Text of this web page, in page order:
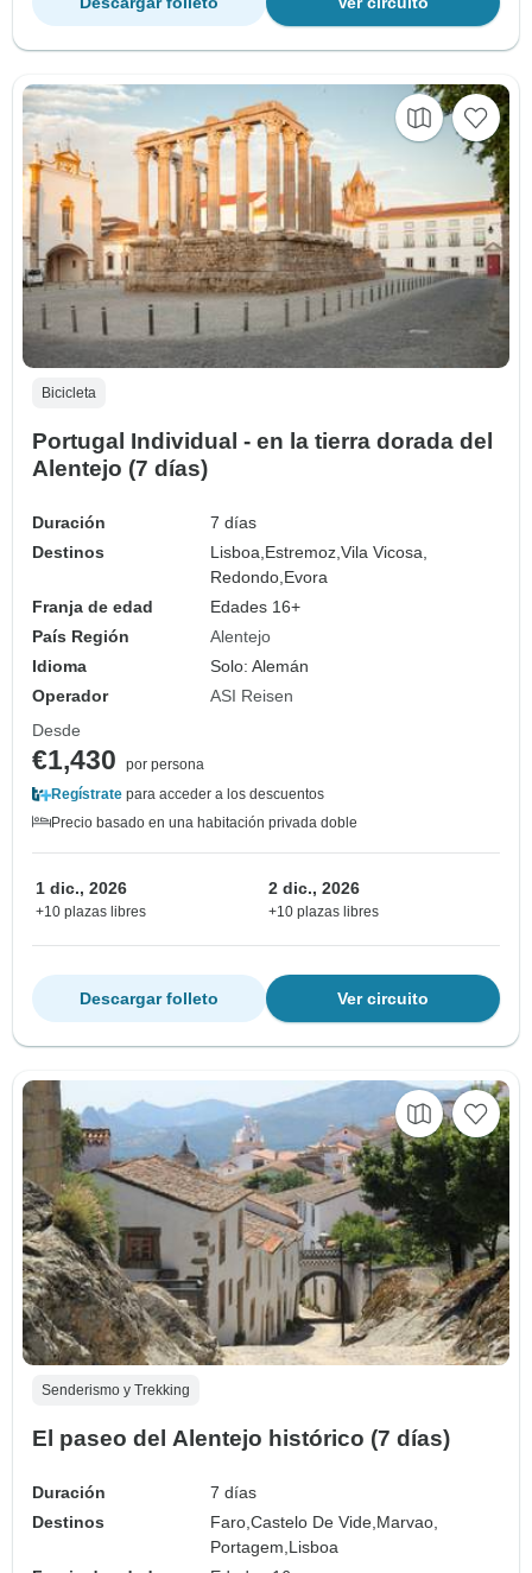
Bicicleta
Portugal Individual - en la tierra dorada del
Alentejo (7 días)
Duración
7 días
Destinos
Lisboa,Estremoz,Vila Vicosa,
Redondo,Evora
Franja de edad
Edades 16+
País Región
Alentejo
Idioma
Solo: Alemán
Operador
ASI Reisen
Desde
€1,430
por persona
Regístrate para acceder a los descuentos
Precio basado en una habitación privada doble
1 dic., 2026
+10 plazas libres
2 dic., 2026
+10 plazas libres
Ver circuito
Descargar folleto
Senderismo y Trekking
El paseo del Alentejo histórico (7 días)
Duración
7 días
Destinos
Faro,Castelo De Vide, Marvao,
Portagem, Lisboa